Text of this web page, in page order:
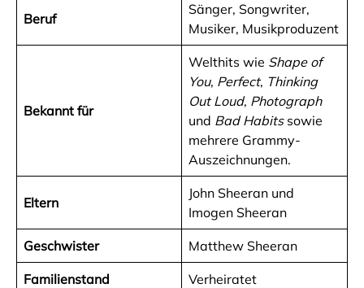
Beruf
Sänger, Songwriter,
Musiker, Musikproduzent
Bekannt für
Welthits wie Shape of
You, Perfect, Thinking
Out Loud, Photograph
und Bad Habitssowie
mehrere Grammy-
Auszeichnungen.
Eltern
John Sheeran und
Imogen Sheeran
Geschwister Matthew Sheeran
Familienstand Verheiratet